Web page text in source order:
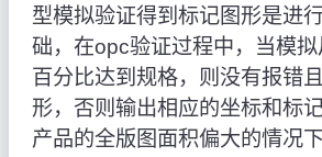
型模拟验证得到标记图形是进
础，在opc验证过程中，当模
百分比达到规格，则没有报错
形，否则输出相应的坐标和标
产品的全版图面积偏大的情况